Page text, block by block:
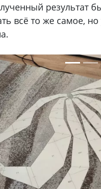
результат
всё то же самое, но